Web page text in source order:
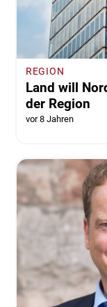
REGION
Land will
der Region
vor 8 Jahren